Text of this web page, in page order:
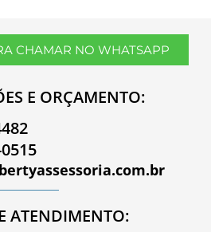
CHAMAR NO WHATSAPP
E ORÇAMENTO:
ATENDIMENTO: